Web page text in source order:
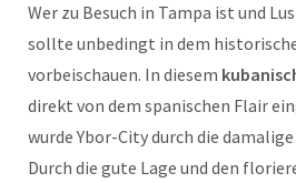
Wer zu Besuch in Tampa ist und
sollte unbedingt in dem
vorbeischauen. In diesem
direkt von dem spanischen Flair
wurde Ybor-City durch die
Durch die gute Lage und den